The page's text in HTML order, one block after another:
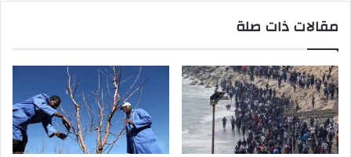
مقالات ذات صلة